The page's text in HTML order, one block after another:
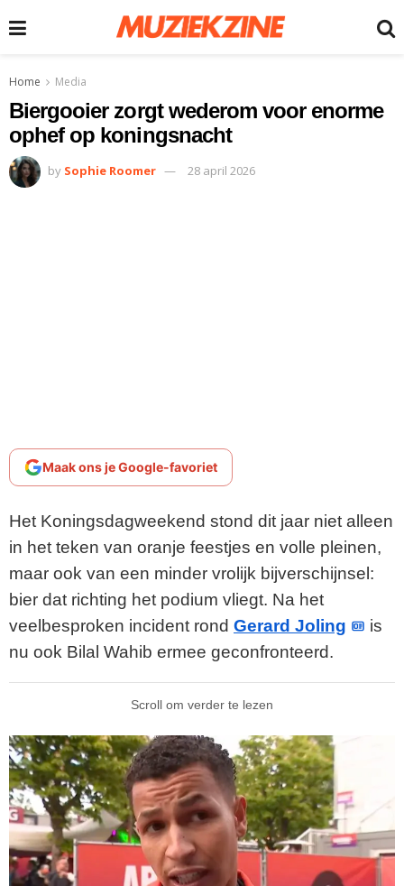
Home Media
Biergooier zorgt wederom voor enorme
ophef op koningsnacht
by Sophie Roomer 28 april 2026
Maak ons je Google-favoriet
Het Koningsdagweekend stond dit jaar niet alleen
in het teken van oranje feestjes en volle pleinen,
maar ook van een minder vrolijk bijverschijnsel:
bier dat richting het podium vliegt. Na het
veelbesproken incident rond Gerard Joling
is
nu ook Bilal Wahib ermee geconfronteerd.
Scroll om verder te lezen